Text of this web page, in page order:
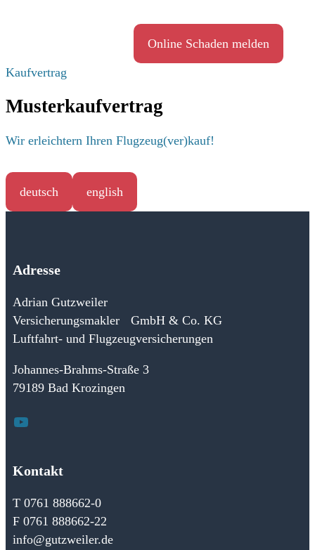
Online Schaden melden
Kaufvertrag
Musterkaufvertrag
Wir erleichtern Ihren Flugzeug(ver)kauf!
deutsch english
Adresse
Adrian Gutzweiler
Versicherungsmakler GmbH & Co. KG
Luftfahrt- und Flugzeugversicherungen
Johannes-Brahms-Straße 3
79189 Bad Krozingen
YouTube
Kontakt
T 0761 888662-0
F 0761 888662-22
info@gutzweiler.de